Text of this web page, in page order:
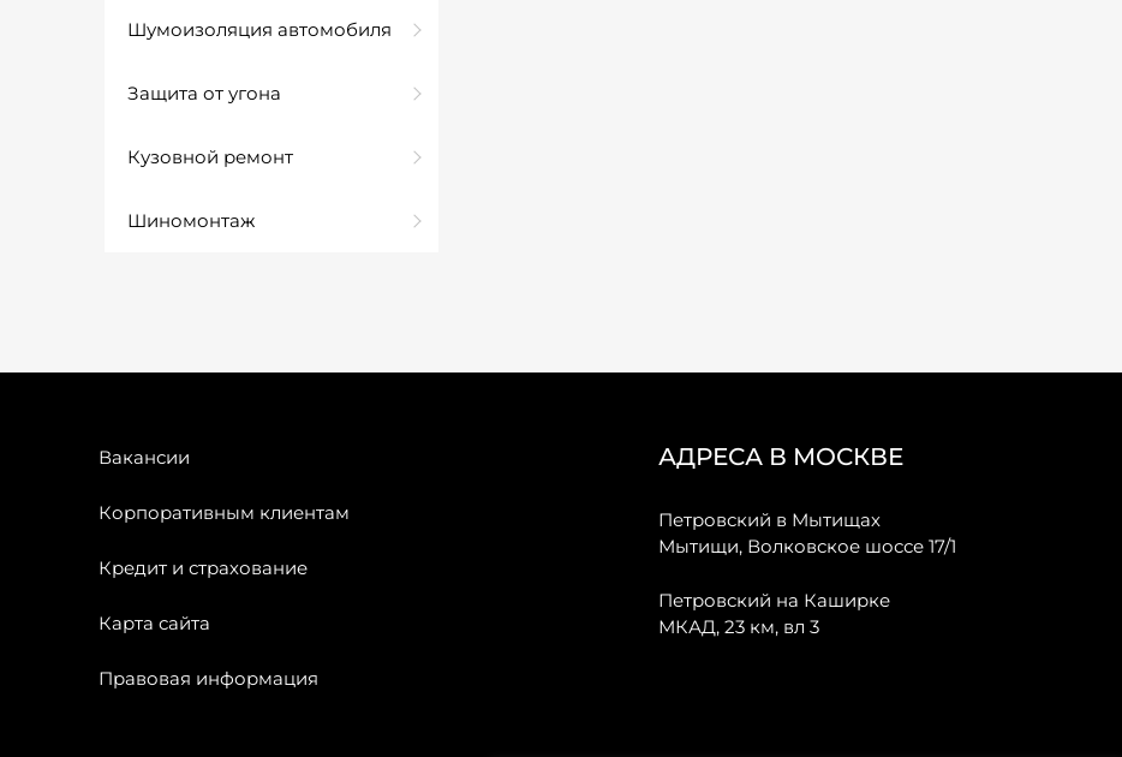
Шумоизоляция автомобиля
Защита от угона
Кузовной ремонт
Шиномонтаж
Вакансии
Корпоративным клиентам
Кредит и страхование
Карта сайта
Правовая информация
АДРЕСА В МОСКВЕ
Петровский в Мытищах
Мытищи, Волковское шоссе 17/1
Петровский на Каширке
МКАД, 23 км, вл 3